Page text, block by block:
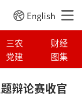
English
三农
财经
党建 图集
辩论赛收官